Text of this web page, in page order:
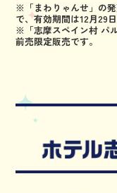
※「まわりゃんせ」の
で、有効期間は12月29
※「志摩スペイン村 パ
前売限定販売です。